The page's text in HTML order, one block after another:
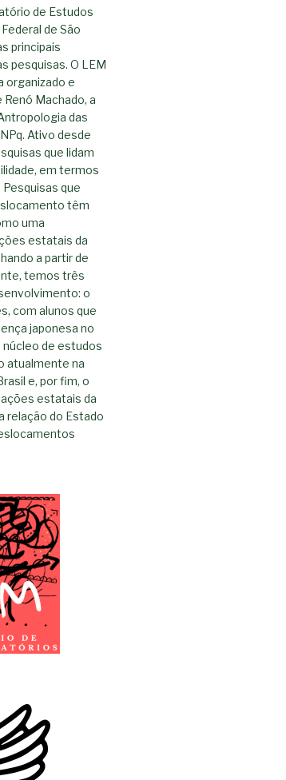
de Estudos
de São
principais
pesquisas. O LEM
organizado e
Machado, a
das
Ativo desde
que lidam
em termos
que
têm
uma
estatais da
a partir de
temos três
o
com alunos que
japonesa no
núcleo de estudos
atualmente na
e, por fim, o
estatais da
relação do Estado